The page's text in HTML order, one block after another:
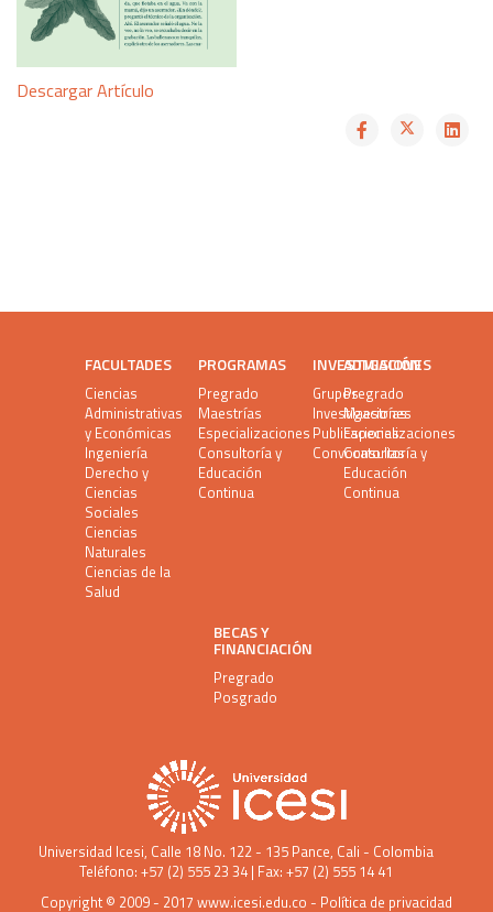
Descargar Artículo
FACULTADES
Ciencias
Administrativas
y Económicas
Ingeniería
Derecho y
Ciencias
Sociales
Ciencias
Naturales
Ciencias de la
Salud
PROGRAMAS
Pregrado
Maestrías
Especializaciones
Consultoría y
Educación
Continua
INVESTIGACIÓN
Grupos
Investigaciones
Publicaciones
Convocatorias
ADMISIONES
Pregrado
Maestrías
Especializaciones
Consultoría y
Educación
Continua
BECAS Y
FINANCIACIÓN
Pregrado
Posgrado
Universidad Icesi, Calle 18 No. 122 - 135 Pance, Cali - Colombia
Teléfono: +57 (2) 555 23 34 | Fax: +57 (2) 555 14 41
Copyright © 2009 - 2017 www.icesi.edu.co - Política de privacidad